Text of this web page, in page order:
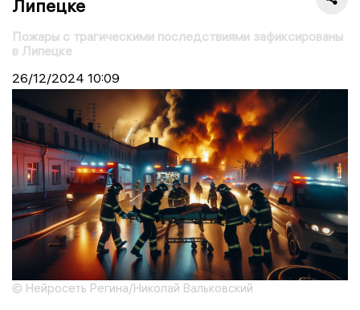
Липецке
Пожары с трагическими последствиями зафиксированы
в Липецке
26/12/2024 10:09
© Нейросеть Регина/Николай Вальковский